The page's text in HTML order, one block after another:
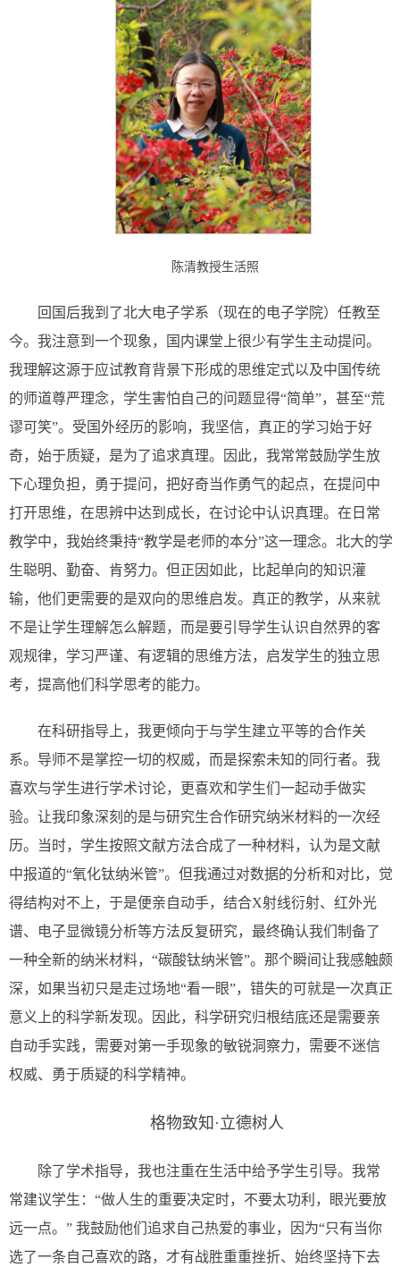
陈清教授生活照
回国后我到了北大电子学系（现在的电子学院）任教至
今。我注意到一个现象，国内课堂上很少有学生主动提问。
我理解这源于应试教育背景下形成的思维定式以及中国传统
的师道尊严理念，学生害怕自己的问题显得“简单”，甚至“荒
谬可笑”。受国外经历的影响，我坚信，真正的学习始于好
奇，始于质疑，是为了追求真理。因此，我常常鼓励学生放
下心理负担，勇于提问，把好奇当作勇气的起点，在提问中
打开思维，在思辨中达到成长，在讨论中认识真理。在日常
教学中，我始终秉持“教学是老师的本分”这一理念。北大的学
生聪明、勤奋、肯努力。但正因如此，比起单向的知识灌
输，他们更需要的是双向的思维启发。真正的教学，从来就
不是让学生理解怎么解题，而是要引导学生认识自然界的客
观规律，学习严谨、有逻辑的思维方法，启发学生的独立思
考，提高他们科学思考的能力。
在科研指导上，我更倾向于与学生建立平等的合作关
系。导师不是掌控一切的权威，而是探索未知的同行者。我
喜欢与学生进行学术讨论，更喜欢和学生们一起动手做实
验。让我印象深刻的是与研究生合作研究纳米材料的一次经
历。当时，学生按照文献方法合成了一种材料，认为是文献
中报道的“氧化钛纳米管”。但我通过对数据的分析和对比，觉
得结构对不上，于是便亲自动手，结合X射线衍射、红外光
谱、电子显微镜分析等方法反复研究，最终确认我们制备了
一种全新的纳米材料，“碳酸钛纳米管”。那个瞬间让我感触颇
深，如果当初只是走过场地“看一眼”，错失的可就是一次真正
意义上的科学新发现。因此，科学研究归根结底还是需要亲
自动手实践，需要对第一手现象的敏锐洞察力，需要不迷信
权威、勇于质疑的科学精神。
格物致知·立德树人
除了学术指导，我也注重在生活中给予学生引导。我常
常建议学生：“做人生的重要决定时，不要太功利，眼光要放
远一点。” 我鼓励他们追求自己热爱的事业，因为“只有当你
选了一条自己喜欢的路，才有战胜重重挫折、始终坚持下去